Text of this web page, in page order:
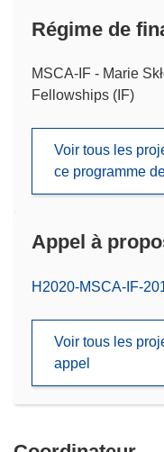
Régime de
MSCA-IF - Marie
Fellowships (IF)
Voir tous les
ce programme
Appel à
(s’ouvre
nouvelle
fenêtre)
H2020-MSCA-IF-
Voir tous les
appel